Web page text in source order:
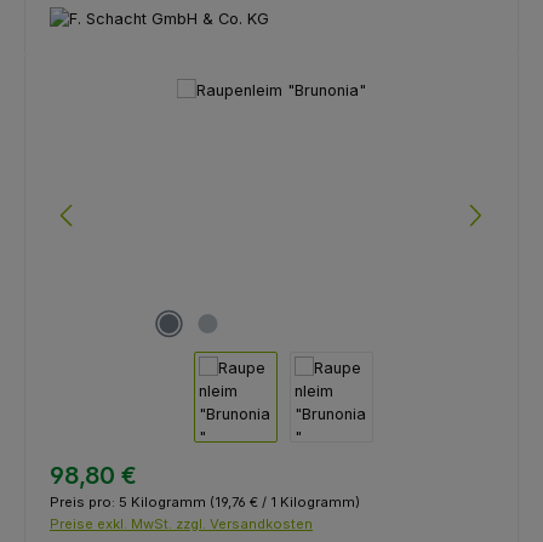
Bildergalerie überspringen
98,80 €
Preis pro: 5 Kilogramm (19,76 € / 1 Kilogramm)
Preise exkl. MwSt. zzgl. Versandkosten